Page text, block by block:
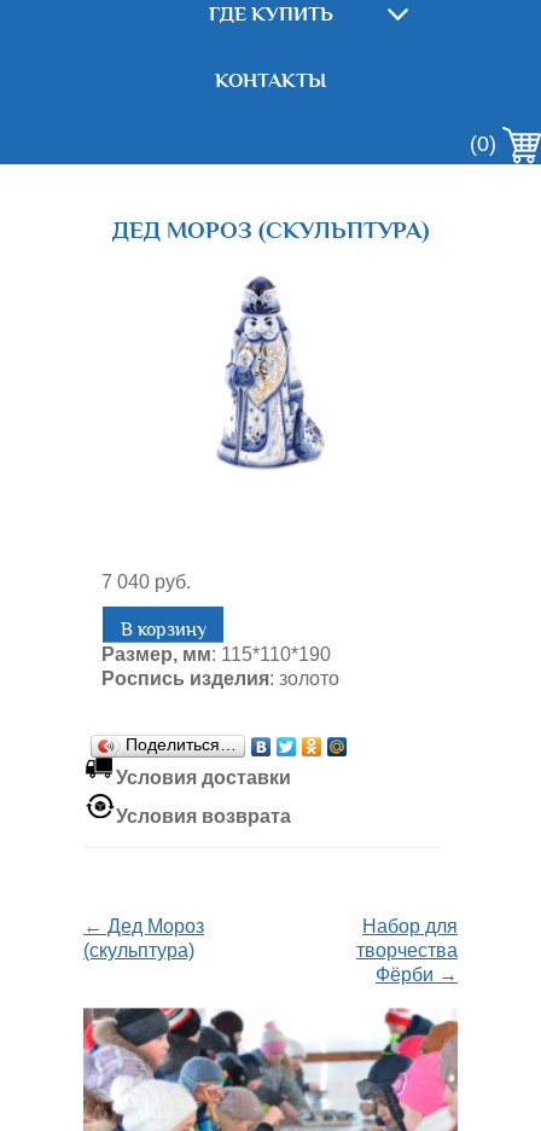
ГДЕ КУПИТЬ
КОНТАКТЫ
(0)
ДЕД МОРОЗ (СКУЛЬПТУРА)
7 040 руб.
Размер, мм: 115*110*190
Роспись изделия: золото
Поделиться…
Условия доставки
Условия возврата
← Дед Мороз
(скульптура)
Набор для
творчества
Фёрби →